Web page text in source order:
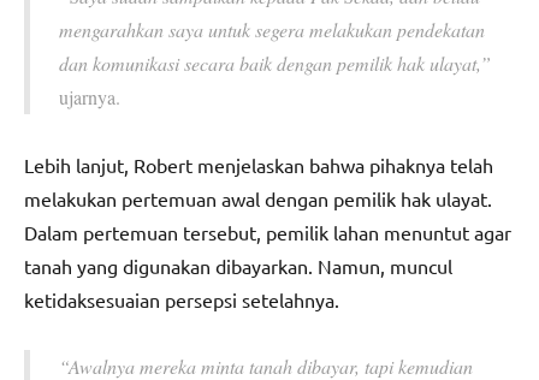
mengarahkan saya untuk segera melakukan pendekatan
dan komunikasi secara baik dengan pemilik hak ulayat,”
ujarnya.
Lebih lanjut, Robert menjelaskan bahwa pihaknya telah
melakukan pertemuan awal dengan pemilik hak ulayat.
Dalam pertemuan tersebut, pemilik lahan menuntut agar
tanah yang digunakan dibayarkan. Namun, muncul
ketidaksesuaian persepsi setelahnya.
“Awalnya mereka minta tanah dibayar, tapi kemudian